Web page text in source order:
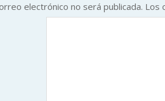
electrónico no será publicada. Los